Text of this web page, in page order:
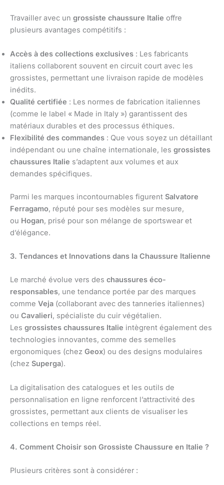
Travailler avec un grossiste chaussure Italie offre
plusieurs avantages compétitifs :
Accès à des collections exclusives : Les fabricants
italiens collaborent souvent en circuit court avec les
grossistes, permettant une livraison rapide de modèles
inédits.
Qualité certifiée : Les normes de fabrication italiennes
(comme le label « Made in Italy ») garantissent des
matériaux durables et des processus éthiques.
Flexibilité des commandes : Que vous soyez un détaillant
indépendant ou une chaîne internationale, les grossistes
chaussures Italie s’adaptent aux volumes et aux
demandes spécifiques.
Parmi les marques incontournables figurent Salvatore
Ferragamo, réputé pour ses modèles sur mesure,
ou Hogan, prisé pour son mélange de sportswear et
d’élégance.
3. Tendances et Innovations dans la Chaussure Italienne
Le marché évolue vers des chaussures éco-
responsables, une tendance portée par des marques
comme Veja (collaborant avec des tanneries italiennes)
ou Cavalieri, spécialiste du cuir végétalien.
Les grossistes chaussures Italie intègrent également des
technologies innovantes, comme des semelles
ergonomiques (chez Geox) ou des designs modulaires
(chez Superga).
La digitalisation des catalogues et les outils de
personnalisation en ligne renforcent l’attractivité des
grossistes, permettant aux clients de visualiser les
collections en temps réel.
4. Comment Choisir son Grossiste Chaussure en Italie ?
Plusieurs critères sont à considérer :